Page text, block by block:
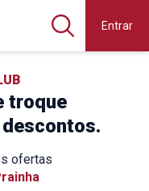
Entrar
troque
ofertas